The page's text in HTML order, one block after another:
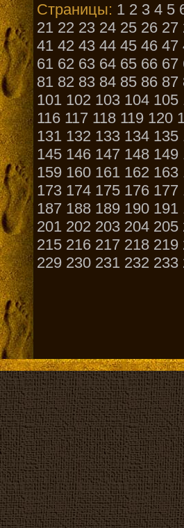
Страницы: 1 2 3 4 5
21 22 23 24 25 26 27
41 42 43 44 45 46 47
61 62 63 64 65 66 67
81 82 83 84 85 86 87
101 102 103 104 105
116 117 118 119 120
131 132 133 134 135
145 146 147 148 149
159 160 161 162 163
173 174 175 176 177
187 188 189 190 191
201 202 203 204 205
215 216 217 218 219
229 230 231 232 233